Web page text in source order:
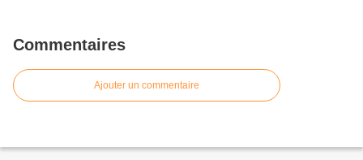
Commentaires
Ajouter un commentaire